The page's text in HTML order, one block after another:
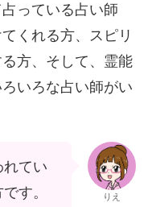
っている占い師
くれる方、スピリ
方、そして、霊能
いろな占い師がい
てい
す。
りえ